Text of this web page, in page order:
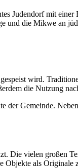
Judendorf mit
und die Mikwe an
wird.
die Nutzung
Gemeinde.
Die vielen großen
Objekte als Originale